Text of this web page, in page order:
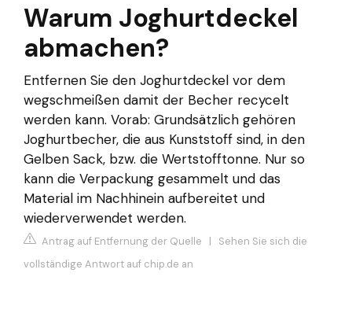
Warum Joghurtdeckel
abmachen?
Entfernen Sie den Joghurtdeckel vor dem
wegschmeißen damit der Becher recycelt
werden kann. Vorab: Grundsätzlich gehören
Joghurtbecher, die aus Kunststoff sind, in den
Gelben Sack, bzw. die Wertstofftonne. Nur so
kann die Verpackung gesammelt und das
Material im Nachhinein aufbereitet und
wiederverwendet werden.
Antrag auf Entfernung der Quelle | Sehen Sie sich die
vollständige Antwort auf chip.de an